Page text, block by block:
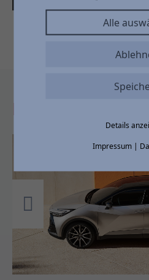
DER NEUE
Alle
Details
Impressum|